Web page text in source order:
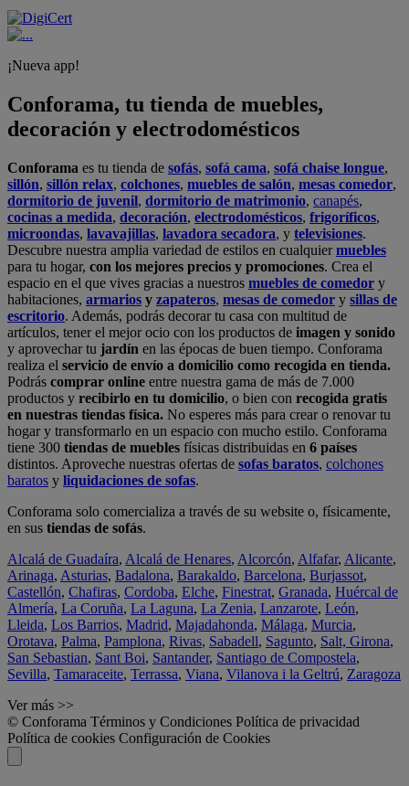
¡Nueva app!
Conforama, tu tienda de muebles,
decoración y electrodomésticos
Conforama es tu tienda de sofás, sofá cama, sofá chaise longue,
sillón, sillón relax, colchones, muebles de salón, mesas comedor,
dormitorio de juvenil, dormitorio de matrimonio, canapés,
cocinas a medida, decoración, electrodomésticos, frigoríficos,
microondas, lavavajillas, lavadora secadora, y televisiones.
Descubre nuestra amplia variedad de estilos en cualquiermuebles
para tu hogar, con los mejores precios y promociones. Crea el
espacio en el que vives gracias a nuestros muebles de comedor y
habitaciones, armarios y zapateros, mesas de comedor y sillas de
escritorio. Además, podrás decorar tu casa con multitud de
artículos, tener el mejor ocio con los productos de imagen y sonido
y aprovechar tu jardín en las épocas de buen tiempo. Conforama
realiza el servicio de envío a domicilio como recogida en tienda.
Podrás comprar online entre nuestra gama de más de 7.000
productos y recibirlo en tu domicilio, o bien con recogida gratis
en nuestras tiendas física. No esperes más para crear o renovar tu
hogar y transformarlo en un espacio con mucho estilo. Conforama
tiene 300 tiendas de muebles físicas distribuidas en 6 países
distintos. Aproveche nuestras ofertas de sofas baratos, colchones
baratos y liquidaciones de sofas.
Conforama solo comercializa a través de su website o, físicamente,
en sus tiendas de sofás.
Alcalá de Guadaíra, Alcalá de Henares, Alcorcón, Alfafar, Alicante,
Arinaga, Asturias, Badalona, Barakaldo, Barcelona, Burjassot,
Castellón, Chafiras, Cordoba, Elche, Finestrat, Granada, Huércal de
Almería, La Coruña, La Laguna, La Zenia, Lanzarote, León,
Lleida, Los Barrios, Madrid, Majadahonda, Málaga, Murcia,
Orotava, Palma, Pamplona, Rivas, Sabadell, Sagunto, Salt, Girona,
San Sebastian, Sant Boi, Santander, Santiago de Compostela,
Sevilla, Tamaraceite, Terrassa, Viana, Vilanova i la Geltrú, Zaragoza
Ver más >>
© Conforama Términos y Condiciones Política de privacidad
Política de cookies Configuración de Cookies